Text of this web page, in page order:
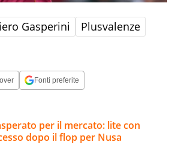
Gasperini
Plusvalenze
Fonti preferite
per il mercato: lite con
dopo il flop per Nusa